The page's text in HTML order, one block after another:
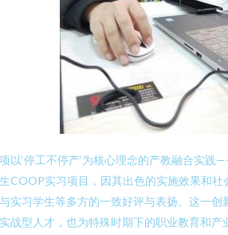
以‘停工不停产’为核心理念的产教融合实
COOP实习项目，因其出色的实施效果和
实习学生等多方的一致好评与表扬。这一创
战型人才，也为特殊时期下的职业教育和产